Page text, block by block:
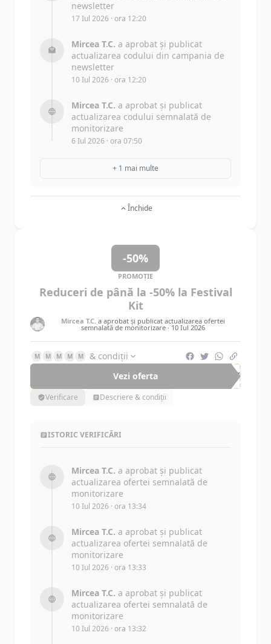
newsletter
17 Iul 2026 · ora 12:20
Mircea T.C. a aprobat și publicat
actualizarea codului din campania de
newsletter
10 Iul 2026 · ora 12:20
Mircea T.C. a aprobat și publicat
actualizarea codului semnalată de
monitorizare
6 Iul 2026 · ora 07:50
+ 1 mai multe
Închide
-50%
PROMOȚIE
Reduceri de până la -50% la Festival
Kit
Mircea T.C.a aprobat și publicat actualizarea ofertei
semnalată de monitorizare · 10 Iul 2026
M M M M M
& condiții
Vezi oferta
-50%
Verificare Descriere & condiții
ISTORIC VERIFICĂRI
Mircea T.C. a aprobat și publicat
actualizarea ofertei semnalată de
monitorizare
10 Iul 2026 · ora 13:34
Mircea T.C. a aprobat și publicat
actualizarea ofertei semnalată de
monitorizare
10 Iul 2026 · ora 13:33
Mircea T.C. a aprobat și publicat
actualizarea ofertei semnalată de
monitorizare
10 Iul 2026 · ora 13:32